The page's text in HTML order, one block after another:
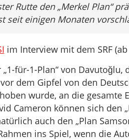
Rutte den „Merkel Plan“
seit einigen Monaten
im Interview mit dem SRF (ab
für-1-Plan“ von Davutoğlu,
dem Gipfel von den
wurde, an die gesamte
Cameron können sich den
auch den „Plan
ins Spiel, wenn die